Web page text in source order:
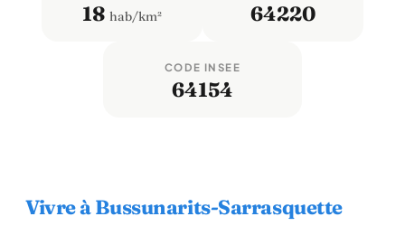
18 hab/km² 64220
CODE INSEE
64154
Vivre à Bussunarits-Sarrasquette